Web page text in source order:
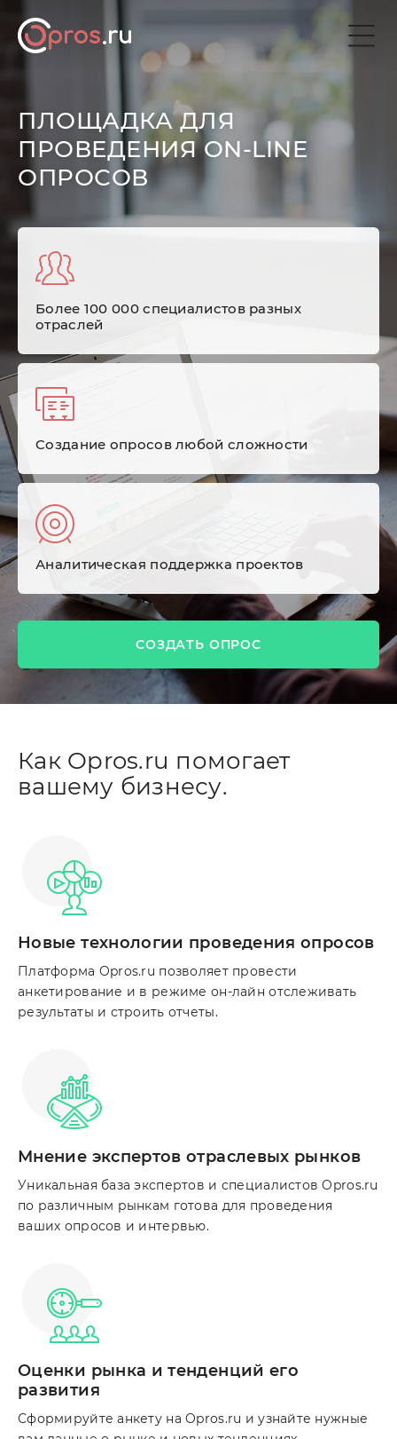
ПЛОЩАДКА ДЛЯ
ПРОВЕДЕНИЯ ON-LINE
ОПРОСОВ
Более 100 000 специалистов разных
отраслей
Cоздание опросов любой сложности
Аналитическая поддержка проектов
СОЗДАТЬ ОПРОС
Как Opros.ru помогает
вашему бизнесу.
Новые технологии проведения опросов
Платформа Opros.ru позволяет провести
анкетирование и в режиме он-лайн отслеживать
результаты и строить отчеты.
Мнение экспертов отраслевых рынков
Уникальная база экспертов и специалистов Opros.ru
по различным рынкам готова для проведения
ваших опросов и интервью.
Оценки рынка и тенденций его
развития
Сформируйте анкету на Opros.ru и узнайте нужные